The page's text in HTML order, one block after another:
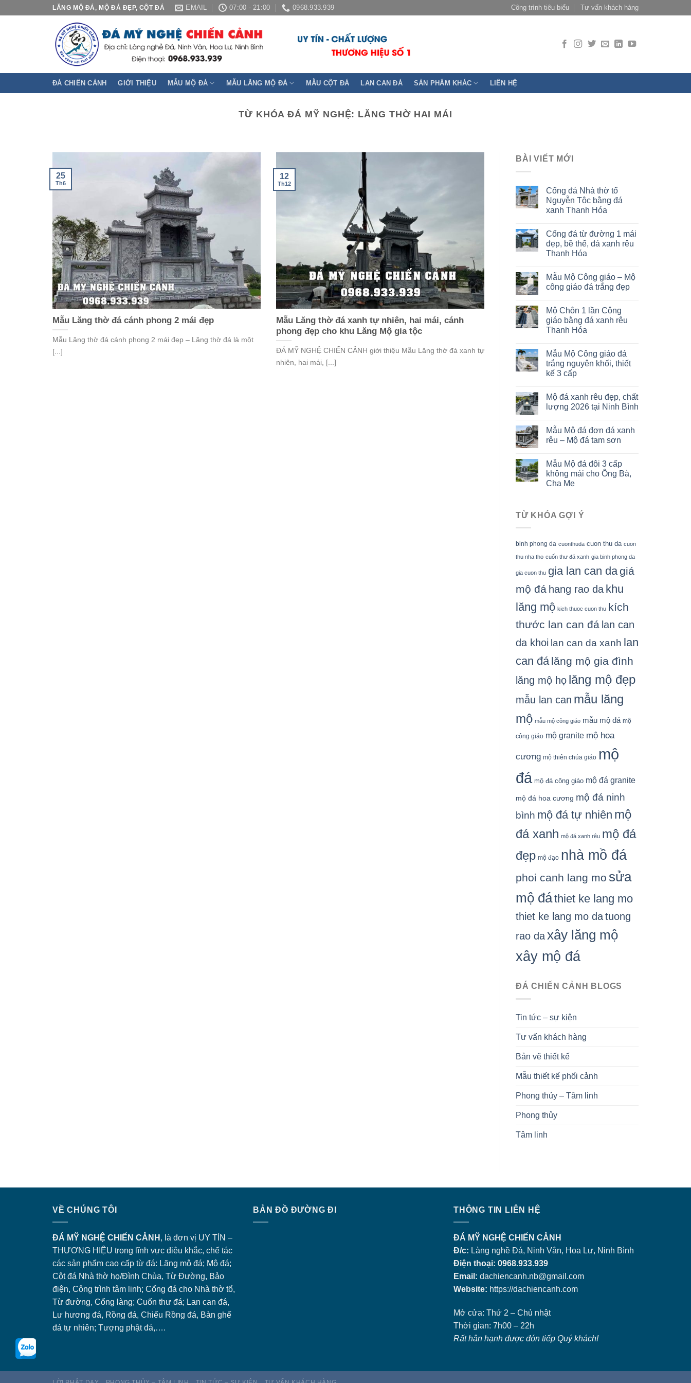
LĂNG MỘ ĐÁ, MỘ ĐÁ ĐẸP, CỘT ĐÁ EMAIL 07:00 - 21:00 0968.933.939 Công trình tiêu biểu Tư vấn khách hàng
ĐÁ CHIẾN CẢNH GIỚI THIỆU MẪU MỘ ĐÁ MẪU LĂNG MỘ ĐÁ MẪU CỘT ĐÁ LAN CAN ĐÁ SẢN PHẨM KHÁC LIÊN HỆ
TỪ KHÓA ĐÁ MỸ NGHỆ: LĂNG THỜ HAI MÁI
Mẫu Lăng thờ đá cánh phong 2 mái đẹp
Mẫu Lăng thờ đá cánh phong 2 mái đẹp – Lăng thờ đá là một
[...]
25
Th6
Mẫu Lăng thờ đá xanh tự nhiên, hai mái, cánh
phong đẹp cho khu Lăng Mộ gia tộc
ĐÁ MỸ NGHỆ CHIẾN CẢNH giới thiệu Mẫu Lăng thờ đá xanh tự
nhiên, hai mái, [...]
12
Th12
BÀI VIẾT MỚI
Cổng đá Nhà thờ tổ
Nguyễn Tộc bằng đá
xanh Thanh Hóa
Cổng đá từ đường 1 mái
đẹp, bề thế, đá xanh rêu
Thanh Hóa
Mẫu Mộ Công giáo – Mộ
công giáo đá trắng đẹp
Mộ Chôn 1 lần Công
giáo bằng đá xanh rêu
Thanh Hóa
Mẫu Mộ Công giáo đá
trắng nguyên khối, thiết
kế 3 cấp
Mộ đá xanh rêu đẹp, chất
lượng 2026 tại Ninh Bình
Mẫu Mộ đá đơn đá xanh
rêu – Mộ đá tam sơn
Mẫu Mộ đá đôi 3 cấp
không mái cho Ông Bà,
Cha Mẹ
TỪ KHÓA GỢI Ý
binh phong da cuonthuda cuon thu da cuon
thu nha tho cuốn thư đá xanh gia binh phong da
gia cuon thu gia lan can dagiá
mộ đá hang rao da khu
lăng mộ kich thuoc cuon thu kích
thước lan can đá lan can
da khoi lan can da xanh lan
can đá lăng mộ gia đình
lăng mộ họ lăng mộ đẹp
mẫu lan can mẫu lăng
mộ mẫu mộ công giáo mẫu mộ đá mộ
công giáo mộ granite mộ hoa
cương mộ thiên chúa giáo mộ
đá mộ đá công giáo mộ đá granite
mộ đá hoa cương mộ đá ninh
bình mộ đá tự nhiên mộ
đá xanh mộ đá xanh rêu mộ đá
đẹp mộ đạo nhà mồ đá
phoi canh lang mo sửa
mộ đáthiet ke lang mo
thiet ke lang mo datuong
rao daxây lăng mộ
xây mộ đá
ĐÁ CHIẾN CẢNH BLOGS
Tin tức – sự kiện
Tư vấn khách hàng
Bản vẽ thiết kế
Mẫu thiết kế phối cảnh
Phong thủy – Tâm linh
Phong thủy
Tâm linh
VỀ CHÚNG TÔI
ĐÁ MỸ NGHỆ CHIẾN CẢNH , là đơn vị UY TÍN –
THƯƠNG HIỆU trong lĩnh vực điêu khắc, chế tác
các sản phẩm cao cấp từ đá: Lăng mộ đá; Mộ đá;
Cột đá Nhà thờ họ/Đình Chùa, Từ Đường, Bảo
điện, Công trình tâm linh; Cổng đá cho Nhà thờ tổ,
Từ đường, Cổng làng; Cuốn thư đá; Lan can đá,
Lư hương đá, Rồng đá, Chiếu Rồng đá, Bàn ghế
đá tự nhiên; Tượng phật đá,….
BẢN ĐỒ ĐƯỜNG ĐI THÔNG TIN LIÊN HỆ
ĐÁ MỸ NGHỆ CHIẾN CẢNH
Đ/c: Làng nghề Đá, Ninh Vân, Hoa Lư, Ninh Bình
Điện thoại: 0968.933.939
Email: dachiencanh.nb@gmail.com
Website: https://dachiencanh.com
Mở cửa: Thứ 2 – Chủ nhật
Thời gian: 7h00 – 22h
Rất hân hạnh được đón tiếp Quý khách!